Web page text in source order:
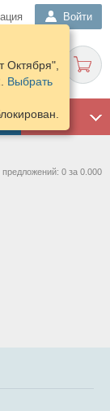
Войти
ГАРАЖ
Октября",
Выбрать
0 за 0.000